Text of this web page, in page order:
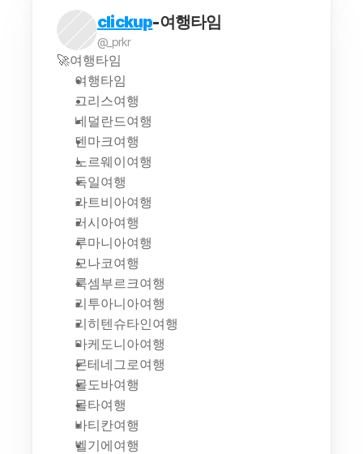
clickup-여행타임
@_prkr
🚀여행타임
여행타임
그리스여행
네덜란드여행
덴마크여행
노르웨이여행
독일여행
라트비아여행
러시아여행
루마니아여행
모나코여행
룩셈부르크여행
리투아니아여행
리히텐슈타인여행
마케도니아여행
몬테네그로여행
몰도바여행
몰타여행
바티칸여행
벨기에여행